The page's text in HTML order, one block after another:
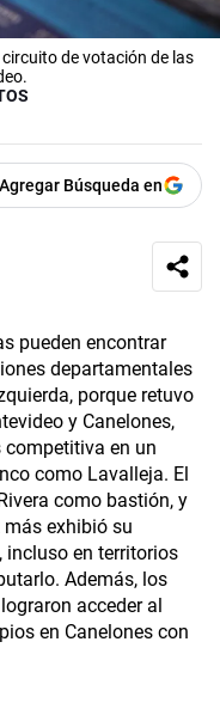
de votación de las
Agregar Búsqueda en
pueden encontrar
departamentales
porque retuvo
y Canelones,
competitiva en un
como Lavalleja. El
como bastión, y
exhibió su
incluso en territorios
Además, los
acceder al
en Canelones con